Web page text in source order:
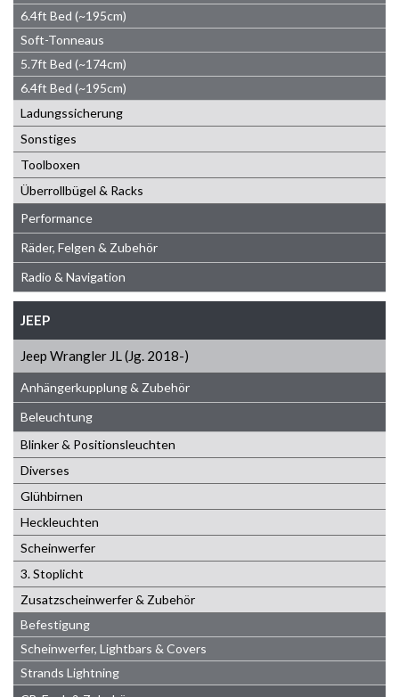
6.4ft Bed (~195cm)
Soft-Tonneaus
5.7ft Bed (~174cm)
6.4ft Bed (~195cm)
Ladungssicherung
Sonstiges
Toolboxen
Überrollbügel & Racks
Performance
Räder, Felgen & Zubehör
Radio & Navigation
JEEP
Jeep Wrangler JL (Jg. 2018-)
Anhängerkupplung & Zubehör
Beleuchtung
Blinker & Positionsleuchten
Diverses
Glühbirnen
Heckleuchten
Scheinwerfer
3. Stoplicht
Zusatzscheinwerfer & Zubehör
Befestigung
Scheinwerfer, Lightbars & Covers
Strands Lightning